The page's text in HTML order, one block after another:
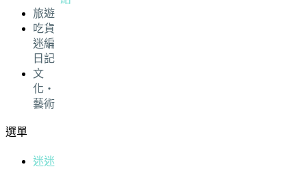
旅遊
吃貨
迷編
日記
文
化・
藝術
選單
迷迷